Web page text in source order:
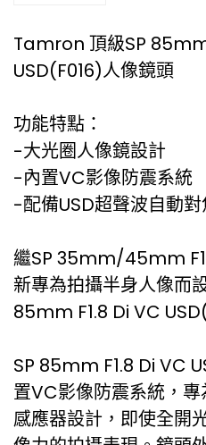
Tamron 頂級SP
USD(F016)人像鏡頭
功能特點：
-大光圈人像鏡設計
-內置VC影像防震系統
-配備USD超聲波自動
繼SP 35mm/45mm
新專為拍攝半身人像而
85mm F1.8 Di VC
SP 85mm F1.8 Di VC
置VC影像防震系統，
感應器設計，即使全開